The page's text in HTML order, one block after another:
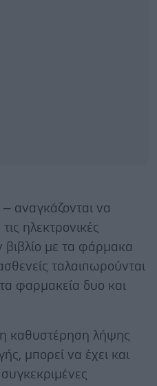
αναγκάζονται να
ηλεκτρονικές
βιβλίο με τα φάρμακα
ταλαιπωρούνται
φαρμακεία δυο και
η καθυστέρηση λήψης
μπορεί να έχει και